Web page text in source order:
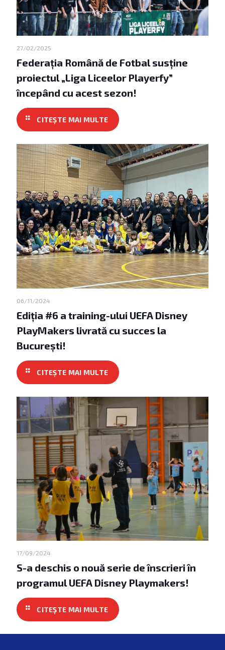
27/02/2025
Federația Română de Fotbal susține
proiectul „Liga Liceelor Playerfy”
începând cu acest sezon!
06/11/2024
Ediția #6 a training-ului UEFA Disney
PlayMakers livrată cu succes la
București!
17/09/2024
S-a deschis o nouă serie de înscrieri în
programul UEFA Disney Playmakers!